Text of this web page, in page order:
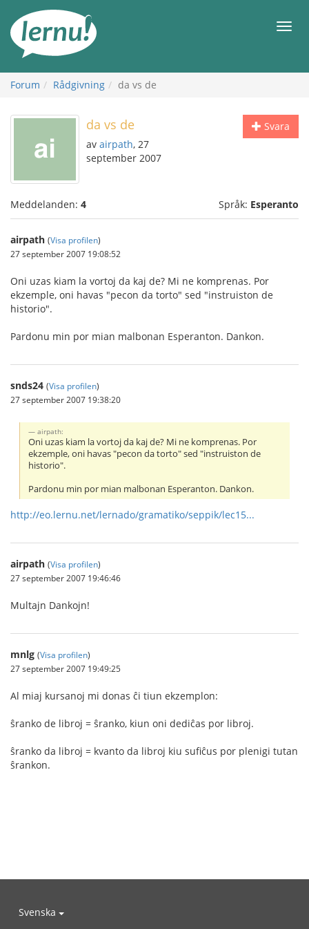
sidans
innehåll
Meny
Forum Rådgivning da vs de
Svara
da vs de
av airpath, 27
september 2007
Meddelanden: 4 Språk: Esperanto
airpath (Visa profilen)
27 september 2007 19:08:52
Oni uzas kiam la vortoj da kaj de? Mi ne komprenas. Por
ekzemple, oni havas "pecon da torto" sed "instruiston de
historio".
Pardonu min por mian malbonan Esperanton. Dankon.
snds24 (Visa profilen)
27 september 2007 19:38:20
airpath:
Oni uzas kiam la vortoj da kaj de? Mi ne komprenas. Por
ekzemple, oni havas "pecon da torto" sed "instruiston de
historio".
Pardonu min por mian malbonan Esperanton. Dankon.
http://eo.lernu.net/lernado/gramatiko/seppik/lec15...
airpath (Visa profilen)
27 september 2007 19:46:46
Multajn Dankojn!
mnlg (Visa profilen)
27 september 2007 19:49:25
Al miaj kursanoj mi donas ĉi tiun ekzemplon:
ŝranko de libroj = ŝranko, kiun oni dediĉas por libroj.
ŝranko da libroj = kvanto da libroj kiu sufiĉus por plenigi tutan
ŝrankon.
Svenska